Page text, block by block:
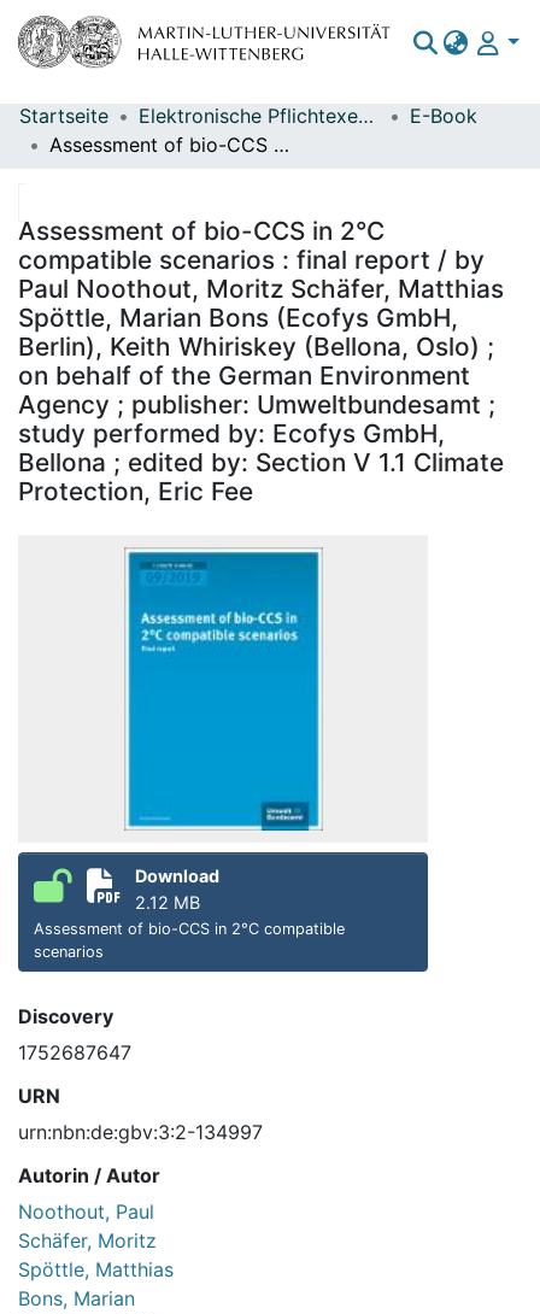
Bereiche & Sammlungen
Statistiken
Startseite Elektronische Pflichtexemplare
E-Book
Assessment of bio-CCS in 2°C compatible scenarios : final report / by Paul Noothout, Moritz Schäfer, Matthias Spöttle, Marian Bons (Ecofys GmbH, Berlin), Keith Whiriskey (Bellona, Oslo) ; on behalf of the German Environment Agency ; publisher: Umweltbundesamt ; study performed by: Ecofys GmbH, Bellona ; edited by: Section V 1.1 Climate Protection, Eric Fee
Assessment of bio-CCS in 2°C
compatible scenarios : final report / by
Paul Noothout, Moritz Schäfer, Matthias
Spöttle, Marian Bons (Ecofys GmbH,
Berlin), Keith Whiriskey (Bellona, Oslo) ;
on behalf of the German Environment
Agency ; publisher: Umweltbundesamt ;
study performed by: Ecofys GmbH,
Bellona ; edited by: Section V 1.1 Climate
Protection, Eric Fee
Download
2.12 MB
Assessment of bio-CCS in 2°C compatible
scenarios
Discovery
1752687647
URN
urn:nbn:de:gbv:3:2-134997
Autorin / Autor
Noothout, Paul
Schäfer, Moritz
Spöttle, Matthias
Bons, Marian